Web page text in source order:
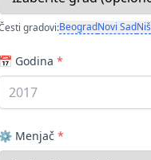
gradovi:BeogradNovi SadNiš
📅 Godina *
⚙️ Menjač *